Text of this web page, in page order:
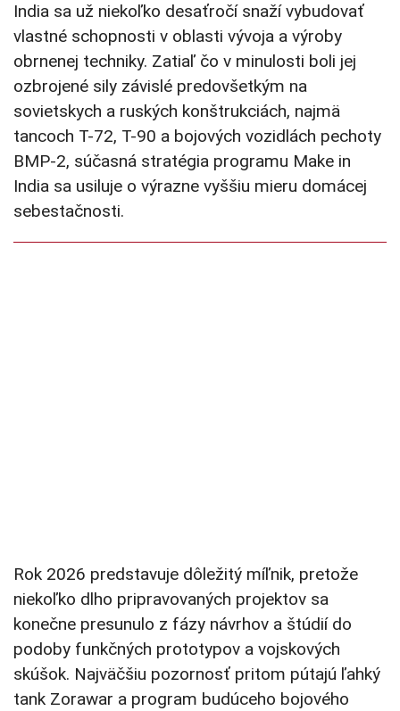
India sa už niekoľko desaťročí snaží vybudovať
vlastné schopnosti v oblasti vývoja a výroby
obrnenej techniky. Zatiaľ čo v minulosti boli jej
ozbrojené sily závislé predovšetkým na
sovietskych a ruských konštrukciách, najmä
tancoch T-72, T-90 a bojových vozidlách pechoty
BMP-2, súčasná stratégia programu Make in
India sa usiluje o výrazne vyššiu mieru domácej
sebestačnosti.
Rok 2026 predstavuje dôležitý míľnik, pretože
niekoľko dlho pripravovaných projektov sa
konečne presunulo z fázy návrhov a štúdií do
podoby funkčných prototypov a vojskových
skúšok. Najväčšiu pozornosť pritom pútajú ľahký
tank Zorawar a program budúceho bojového